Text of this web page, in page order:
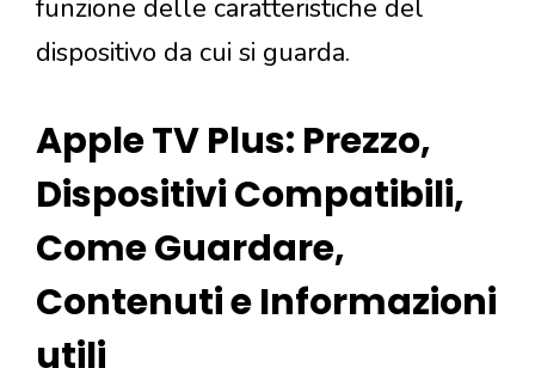
funzione delle caratteristiche del
dispositivo da cui si guarda.
Apple TV Plus: Prezzo,
Dispositivi Compatibili,
Come Guardare,
Contenuti e Informazioni
utili